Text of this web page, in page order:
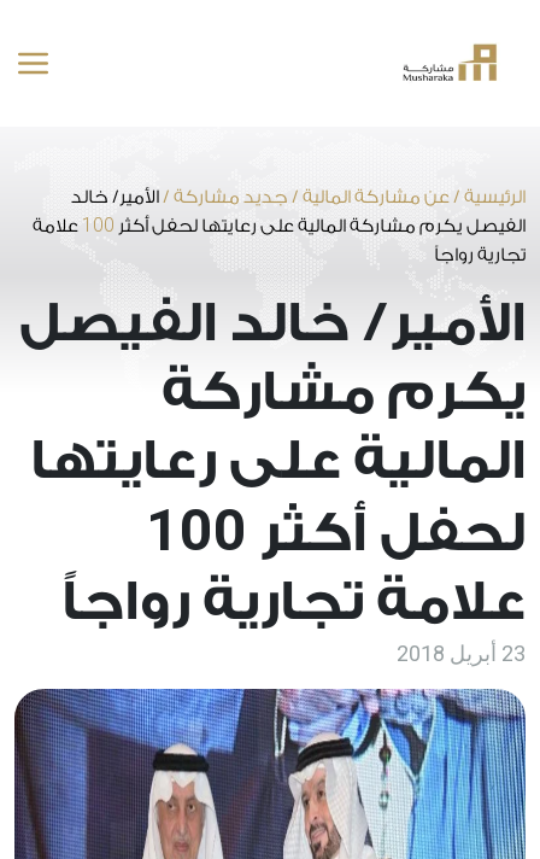
المحتوى
الرئيسية /عن مشاركة المالية / جديد مشاركة /الأمير/ خالد
الفيصل يكرم مشاركة المالية على رعايتها لحفل أكثر 100 علامة
تجارية رواجاً
الأمير/ خالد الفيصل
يكرم مشاركة
المالية على رعايتها
لحفل أكثر 100
علامة تجارية رواجاً
23 أبريل 2018